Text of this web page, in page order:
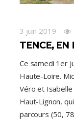
3 juin 2019
TENCE, EN
Ce samedi 1er
Haute-Loire.
Véro et
Haut-Lignon,
parcours (50,